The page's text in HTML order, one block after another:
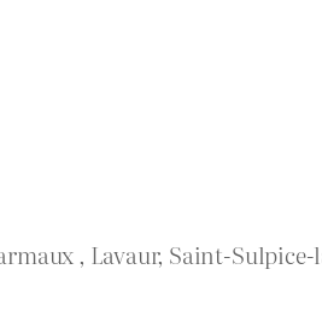
, Lavaur, Saint-